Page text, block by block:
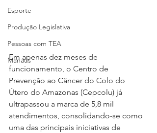
Esporte
Produção Legislativa
Pessoas com TEA
Manaus
Em apenas dez meses de
funcionamento, o Centro de
Prevenção ao Câncer do Colo do
Útero do Amazonas (Cepcolu) já
ultrapassou a marca de 5,8 mil
atendimentos, consolidando-se como
uma das principais iniciativas de